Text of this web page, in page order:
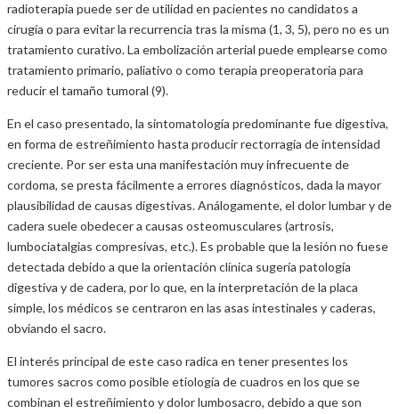
radioterapia puede ser de utilidad en pacientes no candidatos a
cirugía o para evitar la recurrencia tras la misma (1, 3, 5), pero no es un
tratamiento curativo. La embolización arterial puede emplearse como
tratamiento primario, paliativo o como terapia preoperatoria para
reducir el tamaño tumoral (9).
En el caso presentado, la sintomatología predominante fue digestiva,
en forma de estreñimiento hasta producir rectorragia de intensidad
creciente. Por ser esta una manifestación muy infrecuente de
cordoma, se presta fácilmente a errores diagnósticos, dada la mayor
plausibilidad de causas digestivas. Análogamente, el dolor lumbar y de
cadera suele obedecer a causas osteomusculares (artrosis,
lumbociatalgias compresivas, etc.). Es probable que la lesión no fuese
detectada debido a que la orientación clínica sugería patología
digestiva y de cadera, por lo que, en la interpretación de la placa
simple, los médicos se centraron en las asas intestinales y caderas,
obviando el sacro.
El interés principal de este caso radica en tener presentes los
tumores sacros como posible etiología de cuadros en los que se
combinan el estreñimiento y dolor lumbosacro, debido a que son